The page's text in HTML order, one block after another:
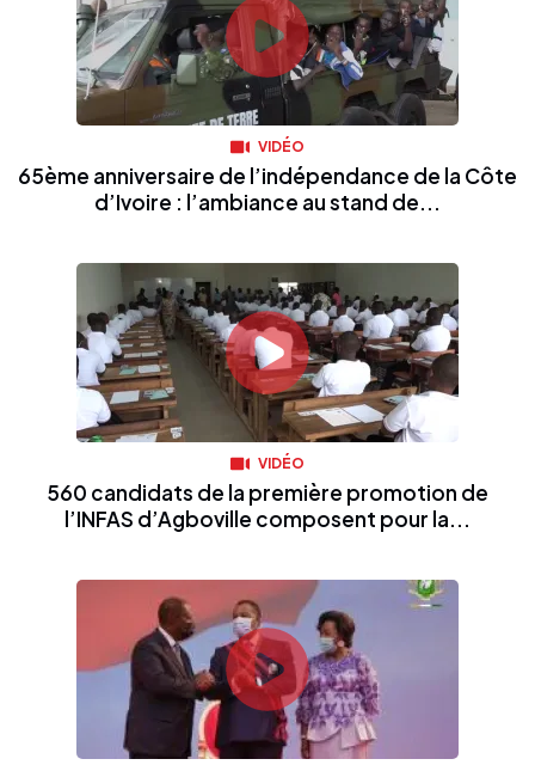
VIDÉO
65ème anniversaire de l’indépendance de la Côte
d’Ivoire : l’ambiance au stand de...
VIDÉO
560 candidats de la première promotion de
l’INFAS d’Agboville composent pour la...